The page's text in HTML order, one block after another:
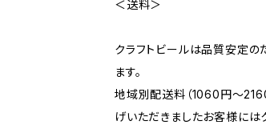
＜送料＞
クラフトビールは品質安定の
ます。
地域別配送料（1060円～
げいただきましたお客様には